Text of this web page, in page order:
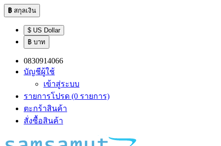
฿ สกุลเงิน
$ US Dollar
฿ บาท
0830914066
บัญชีผู้ใช้
เข้าสู่ระบบ
รายการโปรด (0 รายการ)
ตะกร้าสินค้า
สั่งซื้อสินค้า